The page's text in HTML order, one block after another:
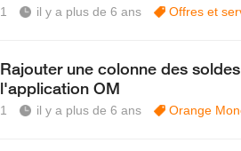
1 il y a plus de 6 ans Offres et
Rajouter une colonne des
l'application OM
1 il y a plus de 6 ans Orange